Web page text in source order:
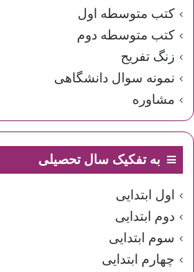
کتب متوسطه اول
کتب متوسطه دوم
زنگ تفریح
نمونه سوال دانشگاهی
مشاوره
به تفکیک سال تحصیلی
اول ابتدایی
دوم ابتدایی
سوم ابتدایی
چهارم ابتدایی